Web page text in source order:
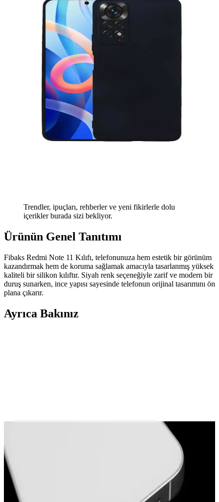
Trendler, ipuçları, rehberler ve yeni fikirlerle dolu
içerikler burada sizi bekliyor.
Ürünün Genel Tanıtımı
Fibaks Redmi Note 11 Kılıfı, telefonunuza hem estetik bir görünüm
kazandırmak hem de koruma sağlamak amacıyla tasarlanmış yüksek
kaliteli bir silikon kılıftır. Siyah renk seçeneğiyle zarif ve modern bir
duruş sunarken, ince yapısı sayesinde telefonun orijinal tasarımını ön
plana çıkarır.
Ayrıca Bakınız
İşlevleri ve Kullanım Önerileri
Air fryer sepetlerindeki silikon koruyucular, metal yüzey
çizilmelerini önler, gürültüyü azaltır ve sepetin stabilitesini artırır. Bu
parçalar yüksek sıcaklığa dayanıklıdır ve çıkarılmaları önerilmez.
Air Fryer İçin Silikon Kaplamalar: Kullanım,
Temizlik ve Tat Sorunlarının Detaylı İncelenmesi